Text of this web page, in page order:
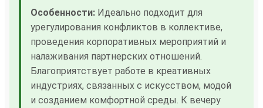
Особенности: Идеально подходит для
урегулирования конфликтов в коллективе,
проведения корпоративных мероприятий и
налаживания партнерских отношений.
Благоприятствует работе в креативных
индустриях, связанных с искусством, модой
и созданием комфортной среды. К вечеру